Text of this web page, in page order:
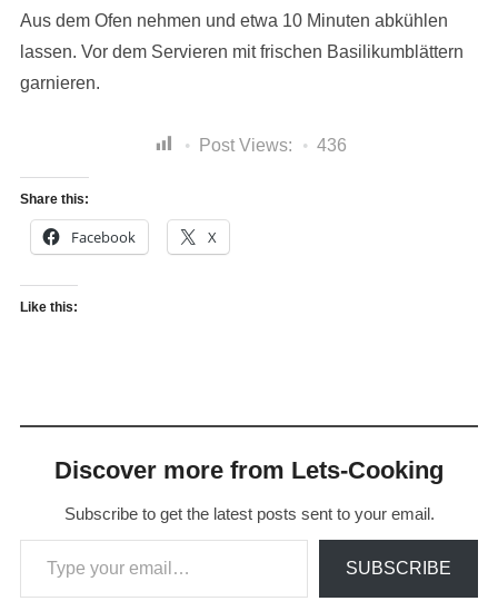
Aus dem Ofen nehmen und etwa 10 Minuten abkühlen
lassen. Vor dem Servieren mit frischen Basilikumblättern
garnieren.
Post Views: 436
Share this:
Facebook X
Like this:
Discover more from Lets-Cooking
Subscribe to get the latest posts sent to your email.
Type your email…
SUBSCRIBE